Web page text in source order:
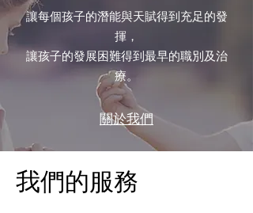
讓每個孩子的潛能與天賦得到充足的發
揮，
​讓孩子的發展困難得到最早的職別及治
療。
關於我們
我們的服務